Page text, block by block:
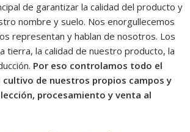
de garantizar la calidad del producto y
nombre y suelo. Nos enorgullecemos
representan y hablan de nosotros. Los
tierra, la calidad de nuestro producto, la
Por eso controlamos todo el
cultivo de nuestros propios campos y
procesamiento y venta al